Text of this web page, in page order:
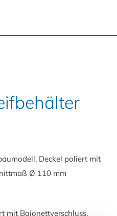
Deckel poliert mit
Ø 110 mm
mit Bajonettverschluss,